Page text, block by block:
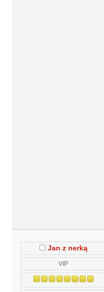
Jan z nerką
VIP